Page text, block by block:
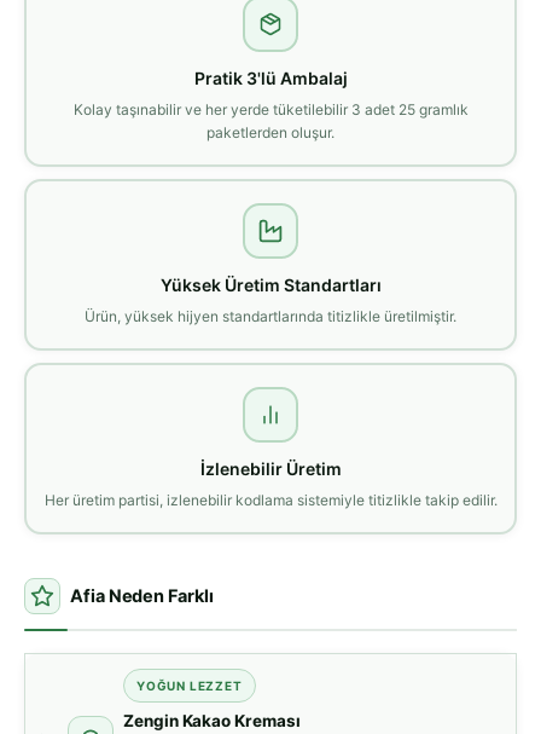
Pratik 3'lü Ambalaj
Kolay taşınabilir ve her yerde tüketilebilir 3 adet 25 gramlık
paketlerden oluşur.
Yüksek Üretim Standartları
Ürün, yüksek hijyen standartlarında titizlikle üretilmiştir.
İzlenebilir Üretim
Her üretim partisi, izlenebilir kodlama sistemiyle titizlikle takip edilir.
Afia Neden Farklı
YOĞUN LEZZET
Zengin Kakao Kreması